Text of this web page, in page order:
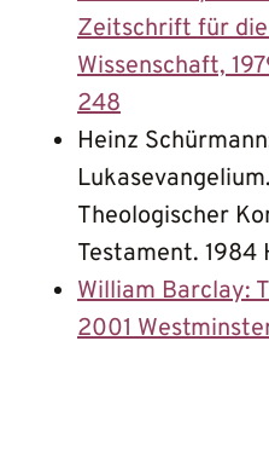
Zeitschrift für
Wissenschaft,
248
Heinz
Theologischer
Testament. 1984
William Barclay:
2001